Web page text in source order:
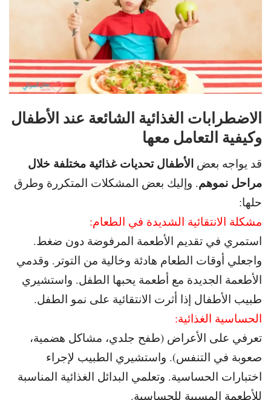
الاضطرابات الغذائية الشائعة عند الأطفال
وكيفية التعامل معها
قد يواجه بعض الأطفال تحديات غذائية مختلفة خلال
مراحل نموهم. وإليك بعض المشكلات المتكررة وطرق
حلها:
مشكلة الانتقائية الشديدة في الطعام:
استمري في تقديم الأطعمة المرفوضة دون ضغط.
واجعلي أوقات الطعام هادئة وخالية من التوتر. وقدمي
الأطعمة الجديدة مع أطعمة يحبها الطفل. واستشيري
طبيب الأطفال إذا أثرت الانتقائية على نمو الطفل.
الحساسية الغذائية:
تعرفي على الأعراض (طفح جلدي، مشاكل هضمية،
صعوبة في التنفس). واستشيري الطبيب لإجراء
اختبارات الحساسية. وتعلمي البدائل الغذائية المناسبة
للأطعمة المسببة للحساسية.